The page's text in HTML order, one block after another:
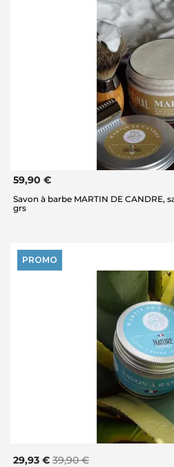
59,90 €
Savon à barbe MARTIN DE CANDRE,
grs
PROMO
29,93 € 39,90 €